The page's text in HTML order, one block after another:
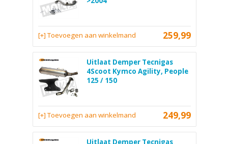
259,99
[+] Toevoegen aan winkelmand
Uitlaat Demper Tecnigas
4Scoot Kymco Agility, People
125 / 150
249,99
[+] Toevoegen aan winkelmand
Uitlaat Demper Tecnigas